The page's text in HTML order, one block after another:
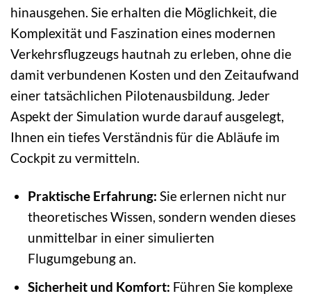
hinausgehen. Sie erhalten die Möglichkeit, die
Komplexität und Faszination eines modernen
Verkehrsflugzeugs hautnah zu erleben, ohne die
damit verbundenen Kosten und den Zeitaufwand
einer tatsächlichen Pilotenausbildung. Jeder
Aspekt der Simulation wurde darauf ausgelegt,
Ihnen ein tiefes Verständnis für die Abläufe im
Cockpit zu vermitteln.
Praktische Erfahrung: Sie erlernen nicht nur
theoretisches Wissen, sondern wenden dieses
unmittelbar in einer simulierten
Flugumgebung an.
Sicherheit und Komfort: Führen Sie komplexe